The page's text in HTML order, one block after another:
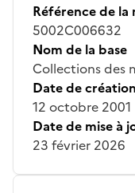
Référence de la
5002C006632
Nom de la base
Collections des
Date de création
12 octobre 2001
Date de mise à
23 février 2026